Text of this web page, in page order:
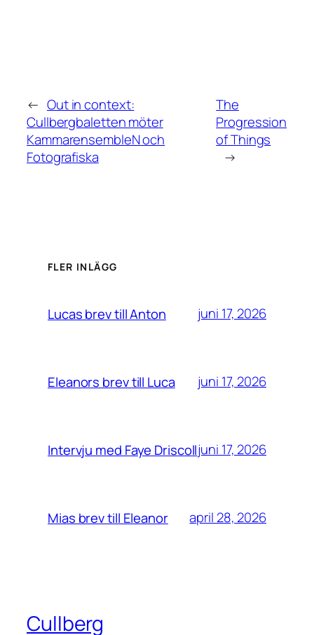
← Out in context:
Cullbergbaletten möter
KammarensembleN och
Fotografiska
The
Progression
of Things
→
FLER INLÄGG
Lucas brev till Anton juni 17, 2026
Eleanors brev till Luca juni 17, 2026
Intervju med Faye Driscolljuni 17, 2026
Mias brev till Eleanor april 28, 2026
Cullberg